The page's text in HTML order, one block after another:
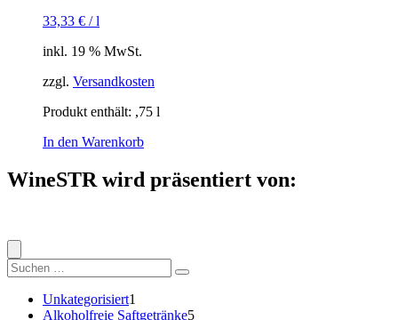
33,33 € /l
inkl. 19 % MwSt.
zzgl. Versandkosten
Produkt enthält: ,75 l
In den Warenkorb
WineSTR wird präsentiert von:
Suche
nach:
Unkategorisiert1
Produkt
Alkoholfreie Saftgetränke55